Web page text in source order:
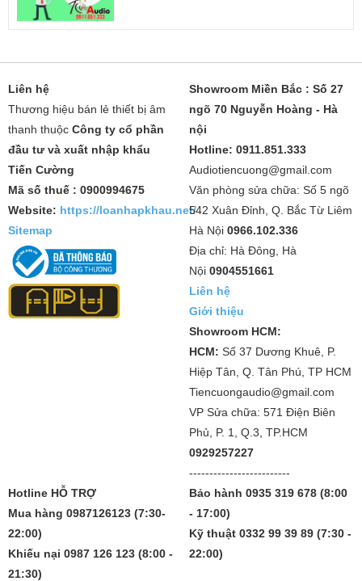
Liên hệ
Thương hiệu bán lẻ thiết bị âm
thanh thuộc Công ty cổ phần
đầu tư và xuất nhập khẩu
Tiến Cường
Mã số thuế : 0900994675
Website: https://loanhapkhau.net/
Sitemap
Showroom Miền Bắc : Số 27
ngõ 70 Nguyễn Hoàng - Hà
nội
Hotline: 0911.851.333
Audiotiencuong@gmail.com
Văn phòng sửa chữa: Số 5 ngõ
542 Xuân Đỉnh, Q. Bắc Từ Liêm
Hà Nội 0966.102.336
Địa chỉ: Hà Đông, Hà
Nội 0904551661
Liên hệ
Giới thiệu
Showroom HCM:
HCM: Số 37 Dương Khuê, P.
Hiệp Tân, Q. Tân Phú, TP HCM
Tiencuongaudio@gmail.com
VP Sửa chữa: 571 Điện Biên
Phủ, P. 1, Q.3, TP.HCM
0929257227
-------------------------
Hotline HỖ TRỢ
Mua hàng 0987126123 (7:30-
22:00)
Khiếu nại 0987 126 123 (8:00 -
21:30)
Bảo hành 0935 319 678 (8:00
- 17:00)
Kỹ thuật 0332 99 39 89 (7:30 -
22:00)